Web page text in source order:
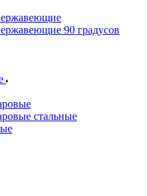
90 градусов
стальные